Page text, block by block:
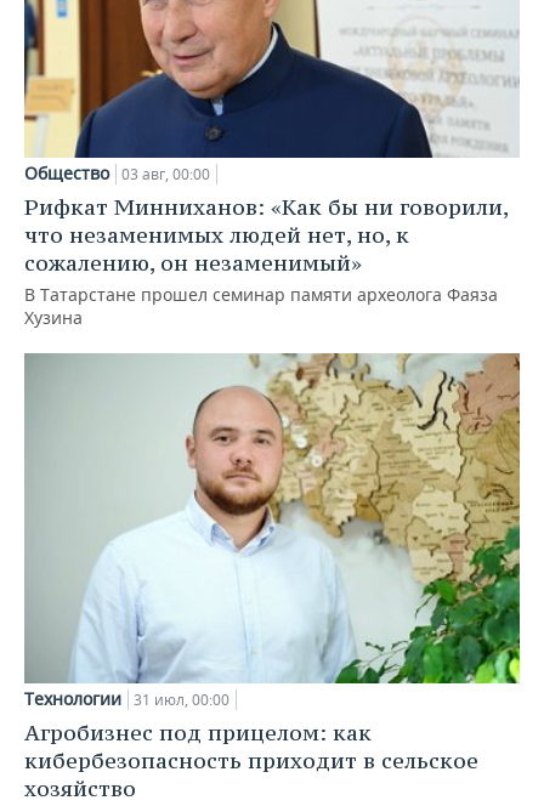
Общество 03 авг, 00:00
Рифкат Минниханов: «Как бы ни говорили,
что незаменимых людей нет, но, к
сожалению, он незаменимый»
В Татарстане прошел семинар памяти археолога Фаяза
Хузина
Технологии 31 июл, 00:00
Агробизнес под прицелом: как
кибербезопасность приходит в сельское
хозяйство